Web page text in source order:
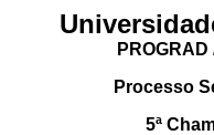
Processo
5ª